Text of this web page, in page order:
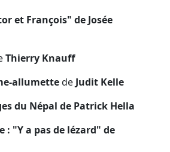
et François" de Josée
Thierry Knauff
allumettede Judit Kelle
du Népal de Patrick Hella
: "Y a pas de lézard" de